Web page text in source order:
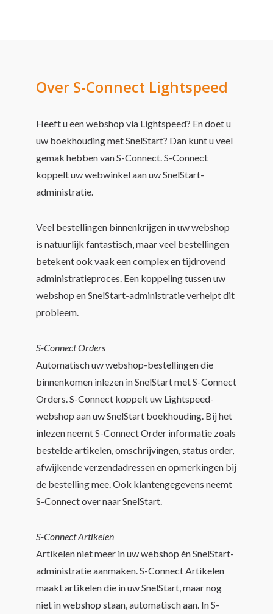
Over S-Connect Lightspeed
Heeft u een webshop via Lightspeed? En doet u
uw boekhouding met SnelStart? Dan kunt u veel
gemak hebben van S-Connect. S-Connect
koppelt uw webwinkel aan uw SnelStart-
administratie.
Veel bestellingen binnenkrijgen in uw webshop
is natuurlijk fantastisch, maar veel bestellingen
betekent ook vaak een complex en tijdrovend
administratieproces. Een koppeling tussen uw
webshop en SnelStart-administratie verhelpt dit
probleem.
S-Connect Orders
Automatisch uw webshop-bestellingen die
binnenkomen inlezen in SnelStart met S-Connect
Orders. S-Connect koppelt uw Lightspeed-
webshop aan uw SnelStart boekhouding. Bij het
inlezen neemt S-Connect Order informatie zoals
bestelde artikelen, omschrijvingen, status order,
afwijkende verzendadressen en opmerkingen bij
de bestelling mee. Ook klantengegevens neemt
S-Connect over naar SnelStart.
S-Connect Artikelen
Artikelen niet meer in uw webshop én SnelStart-
administratie aanmaken. S-Connect Artikelen
maakt artikelen die in uw SnelStart, maar nog
niet in webshop staan, automatisch aan. In S-